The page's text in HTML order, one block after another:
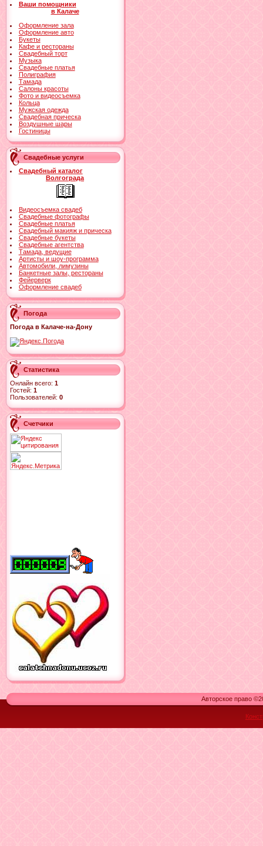
Ваши помощники
в Калаче
Оформление зала
Оформление авто
Букеты
Кафе и рестораны
Свадебный торт
Музыка
Свадебные платья
Полиграфия
Тамада
Салоны красоты
Фото и видеосъемка
Кольца
Мужская одежда
Свадебная прическа
Воздушные шары
Гостиницы
Свадебные услуги
Свадебный каталог
Волгограда
Видеосъемка свадеб
Свадебные фотографы
Свадебные платья
Свадебный макияж и прическа
Свадебные букеты
Свадебные агентства
Тамада, ведущие
Артисты и шоу-программа
Автомобили, лимузины
Банкетные залы, рестораны
Фейерверк
Оформление свадеб
Погода
Погода в Калаче-на-Дону
Статистика
Онлайн всего: 1
Гостей: 1
Пользователей: 0
Счетчики
Авторское право